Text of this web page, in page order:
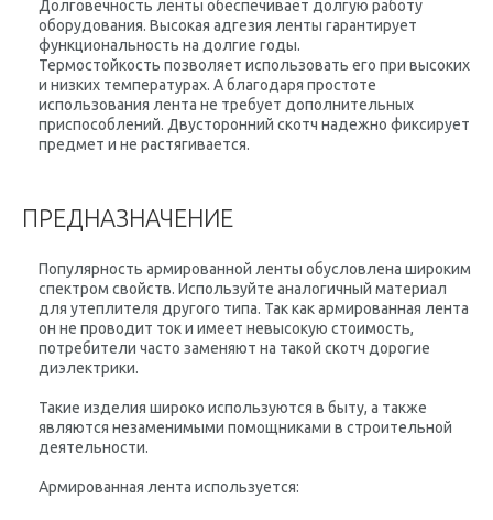
Долговечность ленты обеспечивает долгую работу
оборудования. Высокая адгезия ленты гарантирует
функциональность на долгие годы.
Термостойкость позволяет использовать его при высоких
и низких температурах. А благодаря простоте
использования лента не требует дополнительных
приспособлений. Двусторонний скотч надежно фиксирует
предмет и не растягивается.
ПРЕДНАЗНАЧЕНИЕ
Популярность армированной ленты обусловлена ​​широким
спектром свойств. Используйте аналогичный материал
для утеплителя другого типа. Так как армированная лента
он не проводит ток и имеет невысокую стоимость,
потребители часто заменяют на такой скотч дорогие
диэлектрики.
Такие изделия широко используются в быту, а также
являются незаменимыми помощниками в строительной
деятельности.
Армированная лента используется: